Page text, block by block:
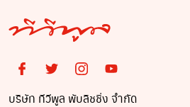
บริษัท ทีวีพูล พับลิชชิ่ง จำกัด